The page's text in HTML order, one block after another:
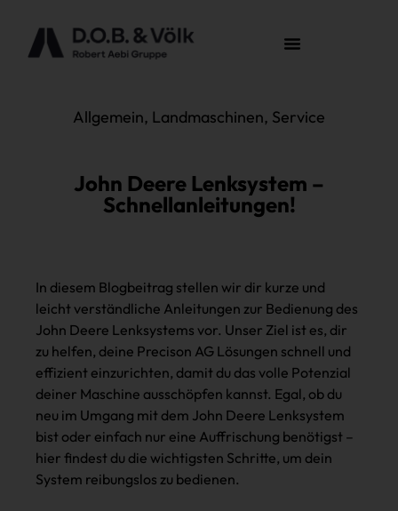
Allgemein, Landmaschinen, Service
John Deere Lenksystem –
Schnellanleitungen!
In diesem Blogbeitrag stellen wir dir kurze und
leicht verständliche Anleitungen zur Bedienung des
John Deere Lenksystems vor. Unser Ziel ist es, dir
zu helfen, deine Precison AG Lösungen schnell und
effizient einzurichten, damit du das volle Potenzial
deiner Maschine ausschöpfen kannst. Egal, ob du
neu im Umgang mit dem John Deere Lenksystem
bist oder einfach nur eine Auffrischung benötigst –
hier findest du die wichtigsten Schritte, um dein
System reibungslos zu bedienen.